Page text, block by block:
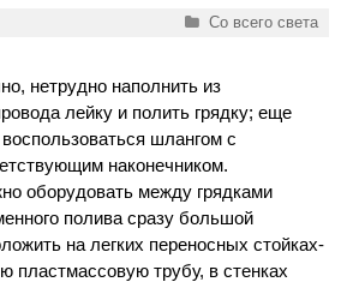
Рубрики
Со всего света
нетрудно наполнить из
лейку и полить грядку; еще
воспользоваться шлангом с
наконечником.
оборудовать между грядками
полива сразу большой
на легких переносных стойках-
пластмассовую трубу, в стенках